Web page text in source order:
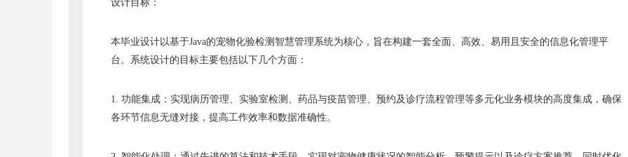
设计目标：
本毕业设计以基于Java的宠物化验检测智慧管理系统为核心，旨在构建一套全面、高效、易用且安全的信息化管理平
台。系统设计的目标主要包括以下几个方面：
1. 功能集成：实现病历管理、实验室检测、药品与疫苗管理、预约及诊疗流程管理等多元化业务模块的高度集成，确保
各环节信息无缝对接，提高工作效率和数据准确性。